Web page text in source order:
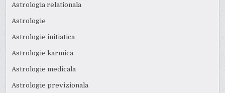
Astrologia relationala
Astrologie
Astrologie initiatica
Astrologie karmica
Astrologie medicala
Astrologie previzionala